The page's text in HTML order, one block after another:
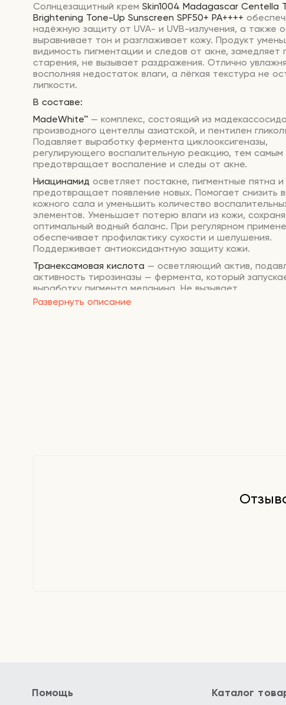
Развернуть описание
Солнцезащитный крем Skin1004 Madagascar Centella
Brightening Tone-Up Sunscreen SPF50+ PA++++
надёжную защиту от UVA- и UVB-излучения, а также
выравнивает тон и разглаживает кожу. Продукт
видимость пигментации и следов от акне, замедляет
старения, не вызывает раздражения. Отлично
восполняя недостаток влаги, а лёгкая текстура не
липкости.
В составе:
MadeWhite™ — комплекс, состоящий из
производного центеллы азиатской, и пентилен
Подавляет выработку фермента циклооксигеназы,
регулирующего воспалительную реакцию, тем самым
предотвращает воспаление и следы от акне.
Ниацинамид осветляет постакне, пигментные пятна и
предотвращает появление новых. Помогает снизить
кожного сала и уменьшить количество
элементов. Уменьшает потерю влаги из кожи,
оптимальный водный баланс. При регулярном
обеспечивает профилактику сухости и шелушения.
Поддерживает антиоксидантную защиту кожи.
Транексамовая кислота — осветляющий актив,
активность тирозиназы — фермента, который
выработку пигмента меланина. Не вызывает
фоточувствительности, может использоваться в
Помощь Каталог